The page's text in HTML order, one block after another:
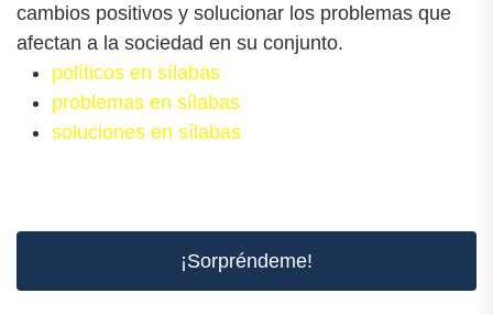
cambios positivos y solucionar los problemas que
afectan a la sociedad en su conjunto.
políticos en sílabas
problemas en sílabas
soluciones en sílabas
¡Sorpréndeme!